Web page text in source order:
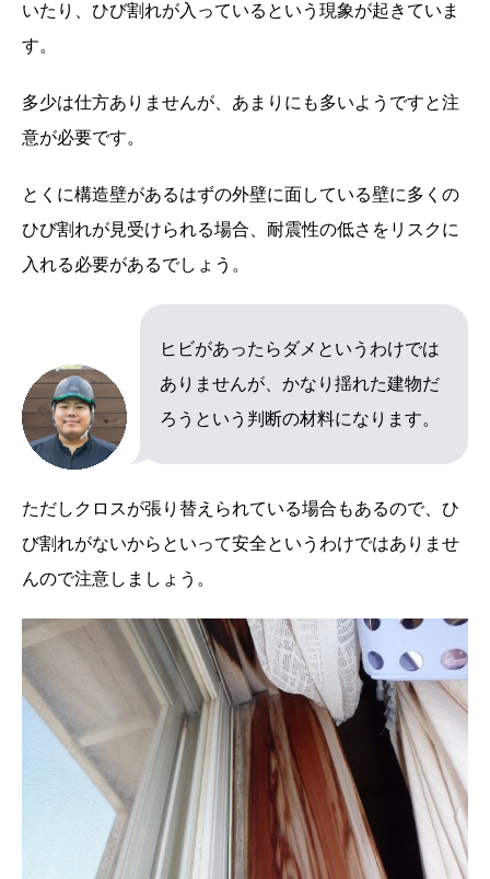
いたり、ひび割れが入っているという現象が起きていま
す。
多少は仕方ありませんが、あまりにも多いようですと注
意が必要です。
とくに構造壁があるはずの外壁に面している壁に多くの
ひび割れが見受けられる場合、耐震性の低さをリスクに
入れる必要があるでしょう。
ヒビがあったらダメというわけでは
ありませんが、かなり揺れた建物だ
ろうという判断の材料になります。
ただしクロスが張り替えられている場合もあるので、ひ
び割れがないからといって安全というわけではありませ
んので注意しましょう。